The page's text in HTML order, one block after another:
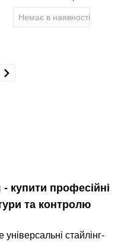
Немає в наявності
купити професійні
та контролю
універсальні стайлінг-